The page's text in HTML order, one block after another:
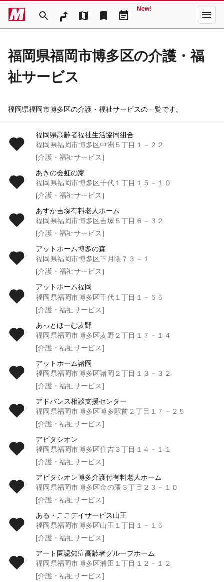
search map bookmark event_note
New! menu
福岡県福岡市博多区の介護・福
祉サービス
福岡県福岡市博多区の介護・福祉サービスの一覧です。
福岡県高齢者福祉生活協同組合
福岡県福岡市博多区中洲５丁目１－２２
[介護・福祉サービス]
あきの会虹の家
福岡県福岡市博多区千代１丁目１５－１０
[介護・福祉サービス]
あすか吉塚有料老人ホーム
福岡県福岡市博多区吉塚５丁目６－３２
[介護・福祉サービス]
アットホーム博多の森
福岡県福岡市博多区下月隈７３－１
[介護・福祉サービス]
アットホーム福岡
福岡県福岡市博多区千代１丁目１－５５
[介護・福祉サービス]
あっとほーむ麦野
福岡県福岡市博多区麦野２丁目１７－１４
[介護・福祉サービス]
アットホーム諸岡
福岡県福岡市博多区諸岡２丁目１３－３２
[介護・福祉サービス]
アドバンス相談支援センター
福岡県福岡市博多区博多駅前２丁目１７－２５
[介護・福祉サービス]
アビタシオン
福岡県福岡市博多区住吉３丁目１４－１１
[介護・福祉サービス]
アビタシオン博多介護付有料老人ホーム
福岡県福岡市博多区金の隈３丁目２３－１０
[介護・福祉サービス]
ある・ここデイサービス山王
福岡県福岡市博多区山王１丁目１－１５
[介護・福祉サービス]
アート園認知症高齢者グループホーム
福岡県福岡市博多区浦田１丁目１２－１２
[介護・福祉サービス]